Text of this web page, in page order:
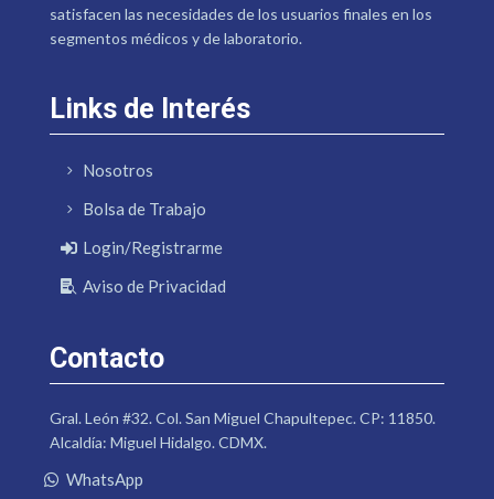
satisfacen las necesidades de los usuarios finales en los
segmentos médicos y de laboratorio.
Links de Interés
Nosotros
Bolsa de Trabajo
Login/Registrarme
Aviso de Privacidad
Contacto
Gral. León #32. Col. San Miguel Chapultepec. CP: 11850.
Alcaldía: Miguel Hidalgo. CDMX.
WhatsApp